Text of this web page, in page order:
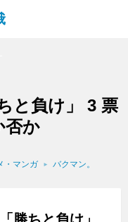
と負け」 3 票
否か
・マンガ バクマン。